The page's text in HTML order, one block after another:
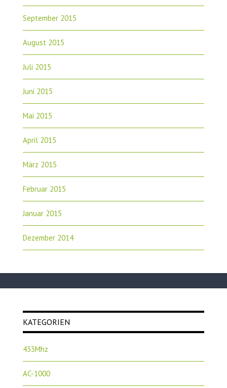
September 2015
August 2015
Juli 2015
Juni 2015
Mai 2015
April 2015
März 2015
Februar 2015
Januar 2015
Dezember 2014
KATEGORIEN
433Mhz
AC-1000